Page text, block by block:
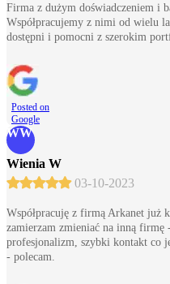
Firma z dużym doświadczeniem i
Współpracujemy z nimi od wielu
dostępni i pomocni z szerokim
Posted on
Google
WW
Wienia W
03-10-2023
Współpracuję z firmą Arkanet już
zamierzam zmieniać na inną firmę
profesjonalizm, szybki kontakt co
- polecam.